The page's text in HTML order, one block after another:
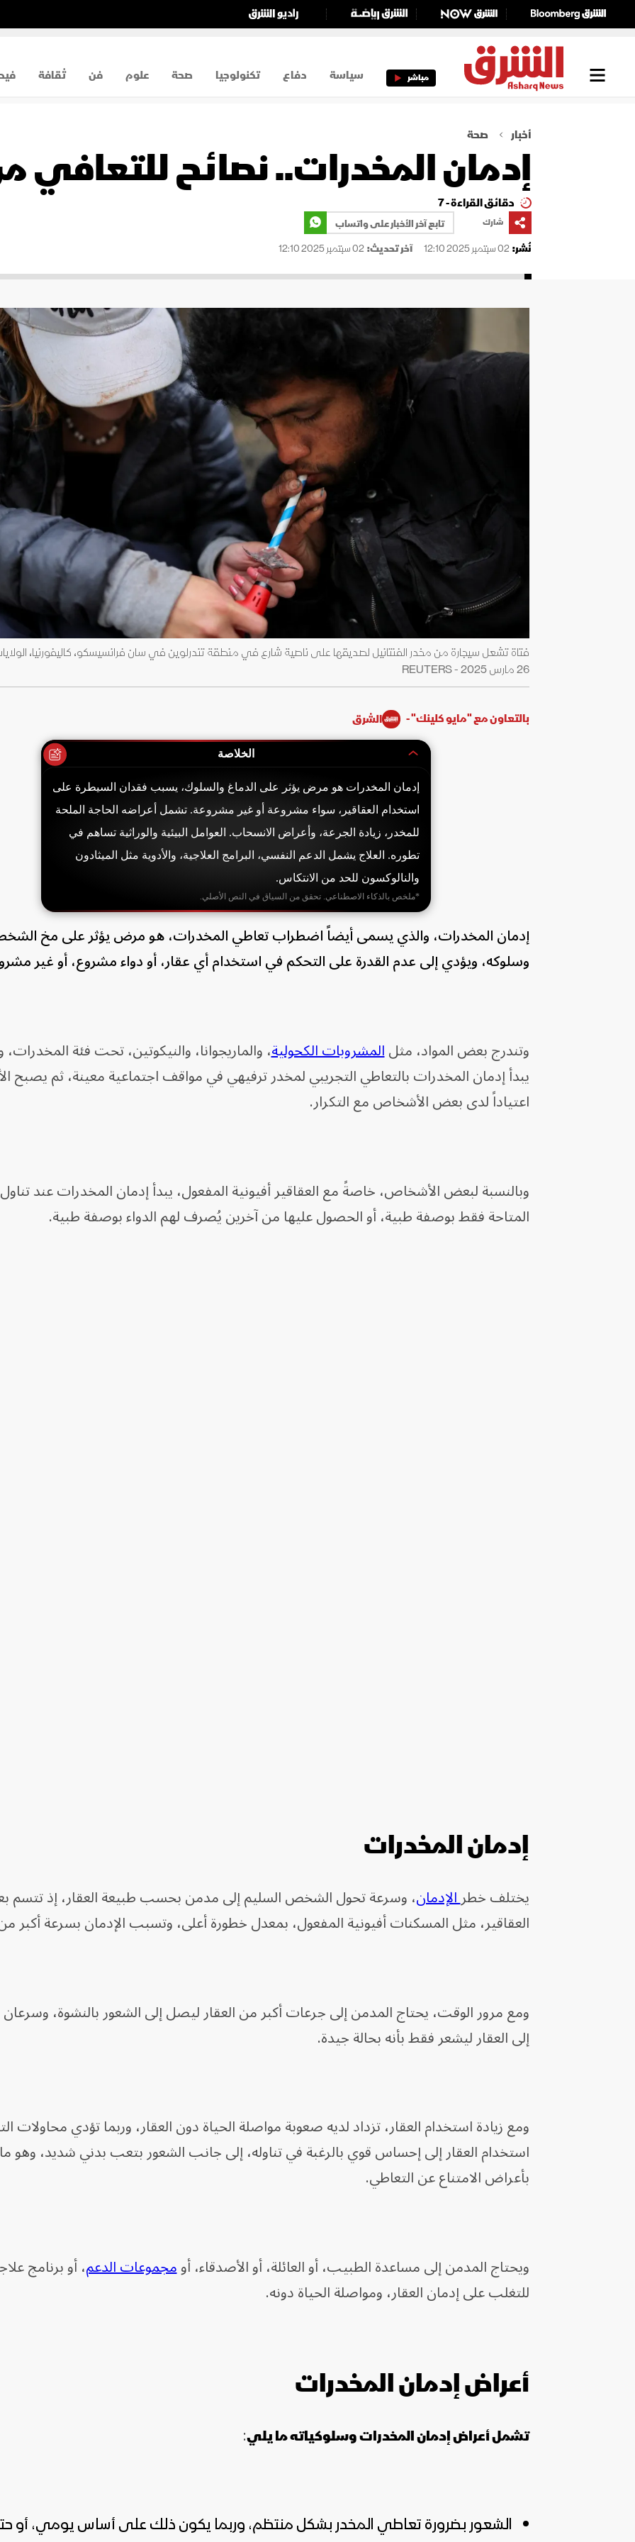
مباشر سياسة دفاع تكنولوجيا صحة علوم فن ثقافة
أخبار صحة
إدمان المخدرات.. نصائح للتعافي
دقائق القراءة - 7
شارك
تابع آخر الأخبار على واتساب
نُشر:02 سبتمبر 2025 12:10 آخر تحديث:02 سبتمبر 2025 12:10
فتاة تشعل سيجارة من مخدر الفنتانيل لصديقها على ناصية شارع في منطقة تندرلوين في سان فرانسيسكو، كاليفورنيا،
26 مارس 2025 - REUTERS
بالتعاون مع "مايو كلينك" - الشرق
الخلاصة
إدمان المخدرات هو مرض يؤثر على الدماغ والسلوك، يسبب فقدان السيطرة على
استخدام العقاقير، سواء مشروعة أو غير مشروعة. تشمل أعراضه الحاجة الملحة
للمخدر، زيادة الجرعة، وأعراض الانسحاب. العوامل البيئية والوراثية تساهم في
تطوره. العلاج يشمل الدعم النفسي، البرامج العلاجية، والأدوية مثل الميثادون
والنالوكسون للحد من الانتكاس.
*ملخص بالذكاء الاصطناعي. تحقق من السياق في النص الأصلي.
إدمان المخدرات، والذي يسمى أيضاً اضطراب تعاطي المخدرات، هو مرض يؤثر على مخ
وسلوكه، ويؤدي إلى عدم القدرة على التحكم في استخدام أي عقار، أو دواء مشروع، أو غير
وتندرج بعض المواد، مثلالمشروبات الكحولية، والماريجوانا، والنيكوتين، تحت فئة
يبدأ إدمان المخدرات بالتعاطي التجريبي لمخدر ترفيهي في مواقف اجتماعية معينة، ثم يصبح
اعتياداً لدى بعض الأشخاص مع التكرار.
وبالنسبة لبعض الأشخاص، خاصةً مع العقاقير أفيونية المفعول، يبدأ إدمان المخدرات عند تناول
المتاحة فقط بوصفة طبية، أو الحصول عليها من آخرين يُصرف لهم الدواء بوصفة طبية.
إدمان المخدرات
يختلف خطرالإدمان، وسرعة تحول الشخص السليم إلى مدمن بحسب طبيعة العقار، إذ
العقاقير، مثل المسكنات أفيونية المفعول، بمعدل خطورة أعلى، وتسبب الإدمان بسرعة أكبر
ومع مرور الوقت، يحتاج المدمن إلى جرعات أكبر من العقار ليصل إلى الشعور بالنشوة،
إلى العقار ليشعر فقط بأنه بحالة جيدة.
ومع زيادة استخدام العقار، تزداد لديه صعوبة مواصلة الحياة دون العقار، وربما تؤدي محاولات
استخدام العقار إلى إحساس قوي بالرغبة في تناوله، إلى جانب الشعور بتعب بدني شديد، وهو
بأعراض الامتناع عن التعاطي.
ويحتاج المدمن إلى مساعدة الطبيب، أو العائلة، أو الأصدقاء، أومجموعات الدعم، أو برنامج
للتغلب على إدمان العقار، ومواصلة الحياة دونه.
أعراض إدمان المخدرات
تشمل أعراض إدمان المخدرات وسلوكياته ما يلي:
الشعور بضرورة تعاطي المخدر بشكل منتظم، وربما يكون ذلك على أساس يومي، أو